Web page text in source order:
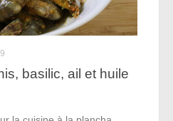
basilic, ail et huile